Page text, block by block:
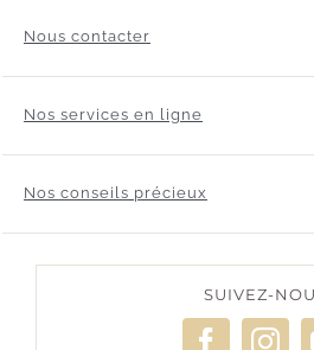
Nous contacter
Nos services en ligne
Nos conseils précieux
SUIVEZ-